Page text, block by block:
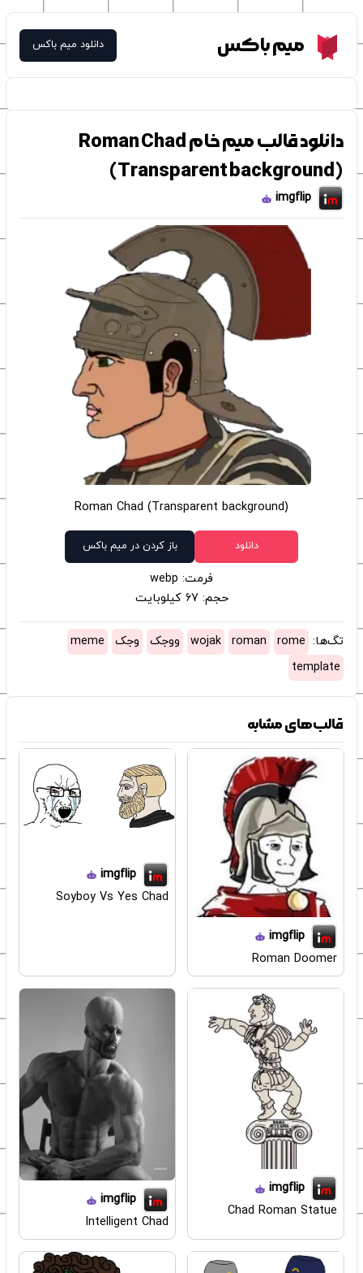
Meme Boxمیم باکس دانلود میم باکس
دانلود قالب میم خام Roman Chad
(Transparent background)
imgflip
Roman Chad (Transparent background)
دانلود باز کردن در میم باکس
فرمت: webp
حجم: 67 کیلوبایت
تگ‌ها: rome
roman
wojak ووجک وجک
meme
template
قالب‌های مشابه
imgflip
Roman Doomer
imgflip
Soyboy Vs Yes Chad
imgflip
Chad Roman Statue
imgflip
Intelligent Chad